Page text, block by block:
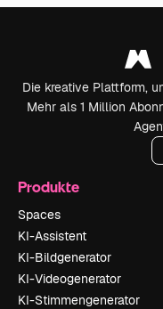
Die kreative Plattform,
Mehr als 1 Million
Produkte
Spaces
KI-Assistent
KI-Bildgenerator
KI-Videogenerator
KI-Stimmengenerator